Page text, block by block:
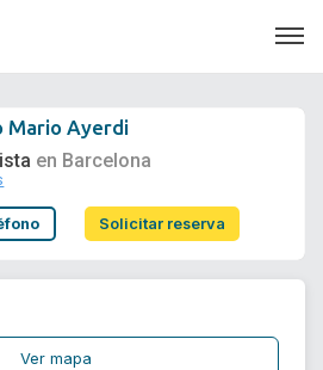
Soporte
Mario Ayerdi
en Barcelona
Solicitar reserva
Ver mapa